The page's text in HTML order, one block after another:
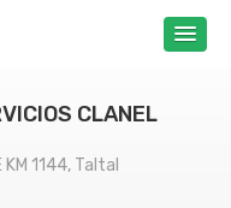
CLANEL
KM 1144, Taltal